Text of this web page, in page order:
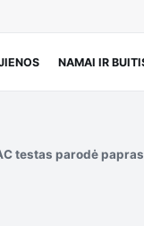
NAMAI IR
testas parodė